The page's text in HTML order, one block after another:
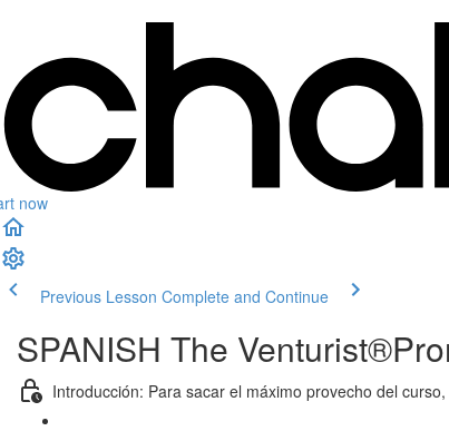
now
Previous Lesson Complete and Continue
SPANISH The
Introducción: Para sacar el máximo provecho del